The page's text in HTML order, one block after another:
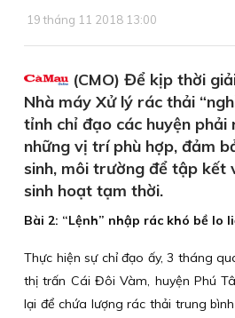
19 tháng 11 2018 13:00
(CMO) Để kịp thời
Nhà máy Xử lý rác thải
tỉnh chỉ đạo các huyện
những vị trí phù hợp, đảm
sinh, môi trường để tập kết
sinh hoạt tạm thời.
Bài 2: “Lệnh” nhập rác khó bề lo
Thực hiện sự chỉ đạo ấy, 3 tháng
thị trấn Cái Đôi Vàm, huyện Phú
lại để chứa lượng rác thải trung